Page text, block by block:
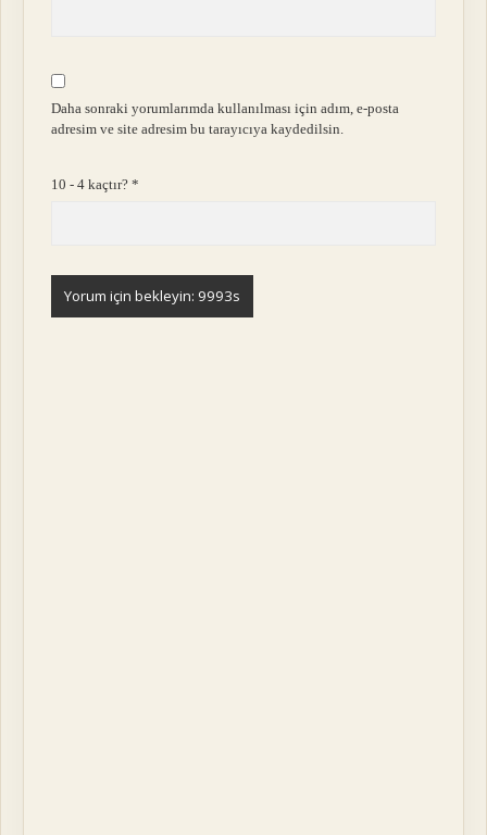
Daha sonraki yorumlarımda kullanılması için adım, e-posta
adresim ve site adresim bu tarayıcıya kaydedilsin.
10 - 4 kaçtır?*